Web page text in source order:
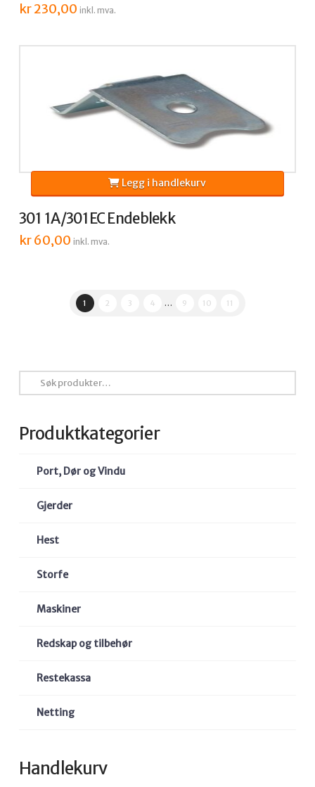
kr230,00 inkl. mva.
301 1A/301EC Endeblekk
kr60,00 inkl. mva.
Legg i handlekurv
1 2 3 4 … 9 10 11
etter:
Produktkategorier
Port, Dør og Vindu
Gjerder
Hest
Storfe
Maskiner
Redskap og tilbehør
Restekassa
Netting
Handlekurv